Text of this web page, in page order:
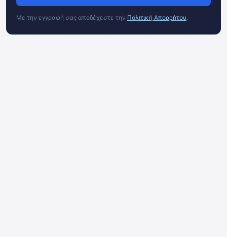
Με την εγγραφή σας αποδέχεστε την Πολιτική Απορρήτου.